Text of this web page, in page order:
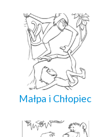
Małpa i Chłopiec